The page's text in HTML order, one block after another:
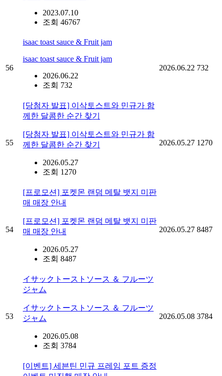
2023.07.10
조회 46767
56
isaac toast sauce & Fruit jam
isaac toast sauce & Fruit jam
2026.06.22
조회 732
2026.06.22 732
55
[당첨자 발표] 이삭토스트와 민규가 함
께한 달콤한 순간 찾기
[당첨자 발표] 이삭토스트와 민규가 함
께한 달콤한 순간 찾기
2026.05.27
조회 1270
2026.05.27 1270
54
[프로모션] 포켓몬 랜덤 메탈 뱃지 미판
매 매장 안내
[프로모션] 포켓몬 랜덤 메탈 뱃지 미판
매 매장 안내
2026.05.27
조회 8487
2026.05.27 8487
53
イサックトーストソース ＆ フルーツ
ジャム
イサックトーストソース ＆ フルーツ
ジャム
2026.05.08
조회 3784
2026.05.08 3784
[이벤트] 세븐틴 민규 프레임 포트 증정